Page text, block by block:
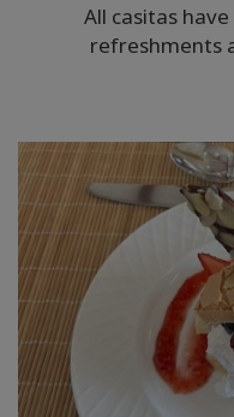
All casitas
refreshments